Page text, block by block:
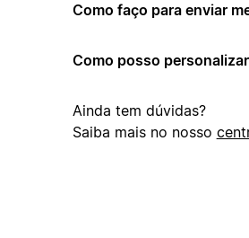
Como faço para enviar
Como posso
Ainda tem dúvidas?
Saiba mais no nosso